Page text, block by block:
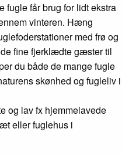
fugle får brug for lidt ekstra
vinteren. Hæng
med frø og
fine fjerklædte gæster til
du både de mange fugle
skønhed og fugleliv i
og lav fx hjemmelavede
eller fuglehus i